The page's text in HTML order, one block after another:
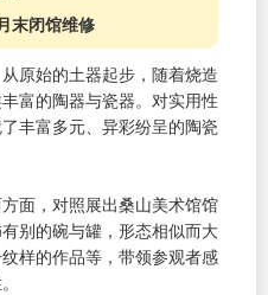
末闭馆维修
原始的土器起步，随着烧造
富的陶器与瓷器。对实用性
丰富多元、异彩纷呈的陶瓷
面，对照展出桑山美术馆馆
别的碗与罐，形态相似而大
样的作品等，带领参观者感